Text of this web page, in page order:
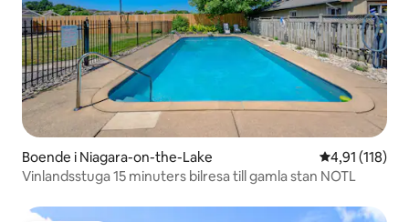
Boende i Niagara-on-the-Lake 4,91 av 5 i
4,91 (118)
Vinlandsstuga 15 minuters bilresa till gamla stan NOTL